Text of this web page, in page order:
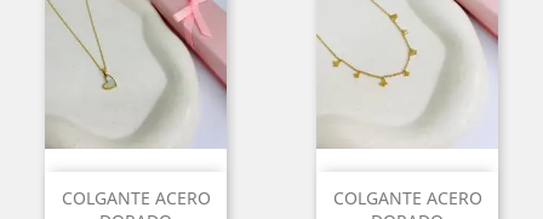
COLGANTE ACERO
COLGANTE ACERO